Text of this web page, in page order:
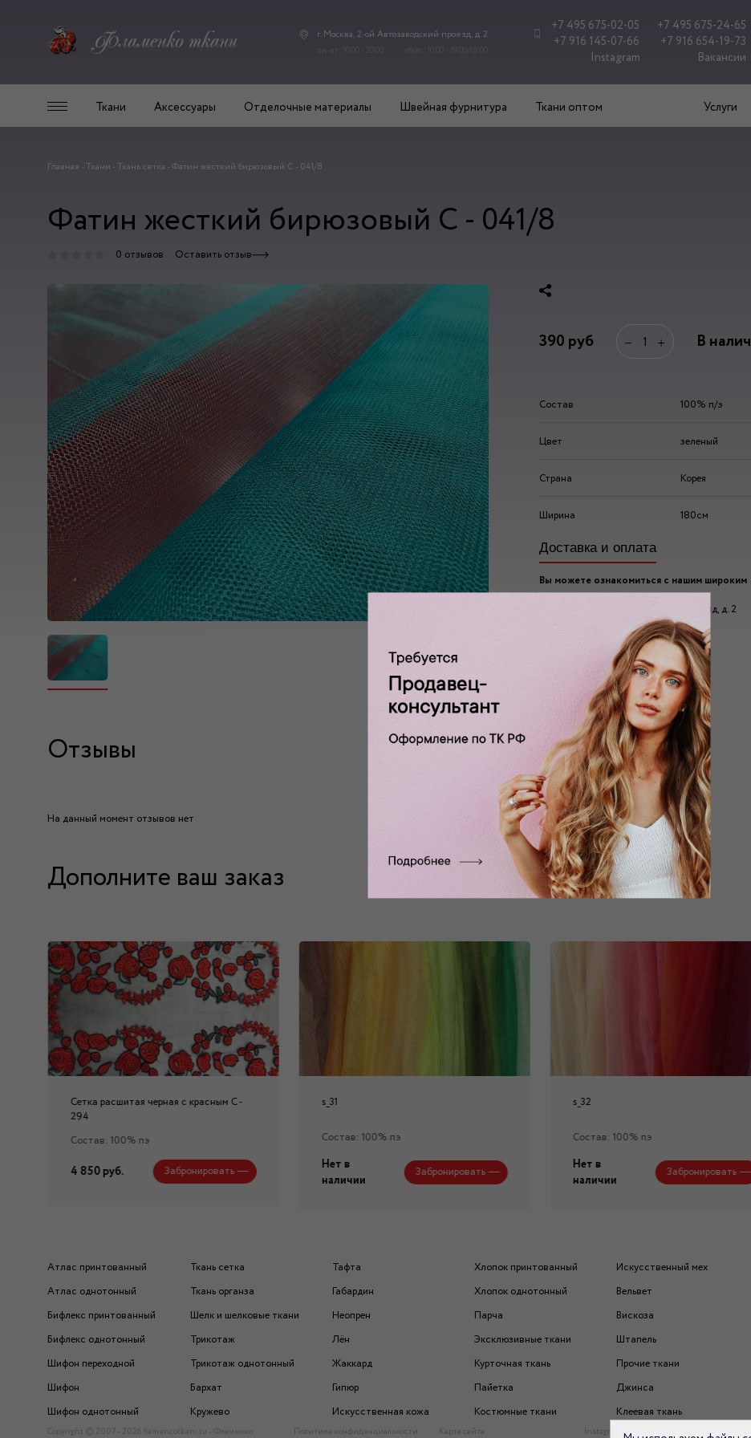
г. Москва, 2-ой Автозаводский проезд, д. 2
+7 495 675-02-05
+7 495 675-24-65
+7 916 145-07-66
+7 916 654-19-73
Instagram
Вакансии
Ткани Аксессуары Отделочные материалы Швейная фурнитура Ткани оптом Услуги
Главная - Ткани - Ткань сетка -Фатин жесткий бирюзовый С - 041/8
Фатин жесткий бирюзовый С - 041/8
0 отзывов Оставить отзыв
390 руб − + В
Состав 100% п/э
Цвет зеленый
Страна Корея
Ширина 180см
Доставка и оплата
Вы можете ознакомиться с нашим широким
ассортиментом по адресу:
г. Москва, 2-ой Автозаводский проезд, д. 2
пн-пт: 10.00 - 20.00
сб/вс: 10.00 - 19.00/18.00
Отзывы
На данный момент отзывов нет
Дополните ваш заказ
Сетка расшитая черная с красным C -
294
Состав: 100% пэ
4 850 руб. Забронировать
s_31
Состав: 100% пэ
Нет в
наличии
Забронировать
s_32
Состав: 100% пэ
Нет в
наличии
Забронировать
Атлас принтованный
Атлас однотонный
Бифлекс принтованный
Бифлекс однотонный
Шифон переходной
Шифон
Шифон однотонный
Ткань сетка
Ткань органза
Шелк и шелковые ткани
Трикотаж
Трикотаж однотонный
Бархат
Кружево
Тафта
Габардин
Неопрен
Лён
Жаккард
Гипюр
Искусственная кожа
Хлопок принтованный
Хлопок однотонный
Парча
Эксклюзивные ткани
Курточная ткань
Пайетка
Костюмные ткани
Искусственный мех
Вельвет
Вискоза
Штапель
Прочие ткани
Джинса
Клеевая ткань
Copyright © 2007 - 2026 flamencotkani.ru - Фламенко Политика конфиденциальности Карта сайта Instagram